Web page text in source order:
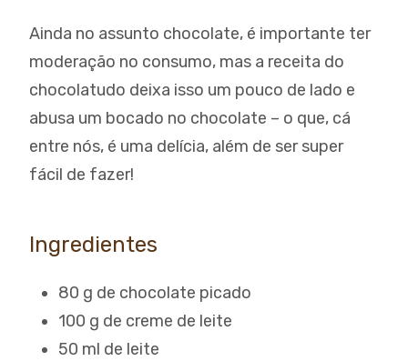
Ainda no assunto chocolate, é importante ter
moderação no consumo, mas a receita do
chocolatudo deixa isso um pouco de lado e
abusa um bocado no chocolate – o que, cá
entre nós, é uma delícia, além de ser super
fácil de fazer!
Ingredientes
80 g de chocolate picado
100 g de creme de leite
50 ml de leite